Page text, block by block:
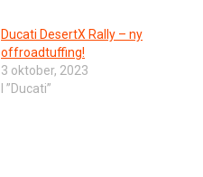
Ducati DesertX Rally – ny
offroadtuffing!
3 oktober, 2023
I ”Ducati”